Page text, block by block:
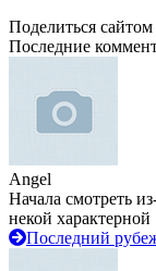
Поделиться сайтом
Последние
Angel
Начала смотреть
некой характерной
Последний